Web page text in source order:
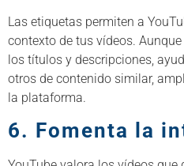
Las etiquetas permiten a
contexto de tus vídeos.
los títulos y descripciones,
otros de contenido similar,
la plataforma.
6. Fomenta la